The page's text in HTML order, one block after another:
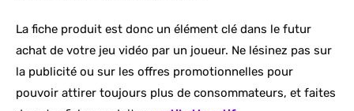
La fiche produit est donc un élément clé dans le futur
achat de votre jeu vidéo par un joueur. Ne lésinez pas sur
la publicité ou sur les offres promotionnelles pour
pouvoir attirer toujours plus de consommateurs, et faites